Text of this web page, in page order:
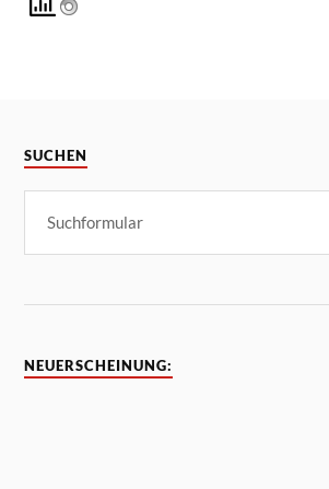
SUCHEN
NEUERSCHEINUNG: